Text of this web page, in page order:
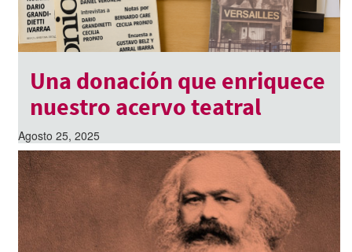
Una donación que enriquece
nuestro acervo teatral
Agosto 25, 2025